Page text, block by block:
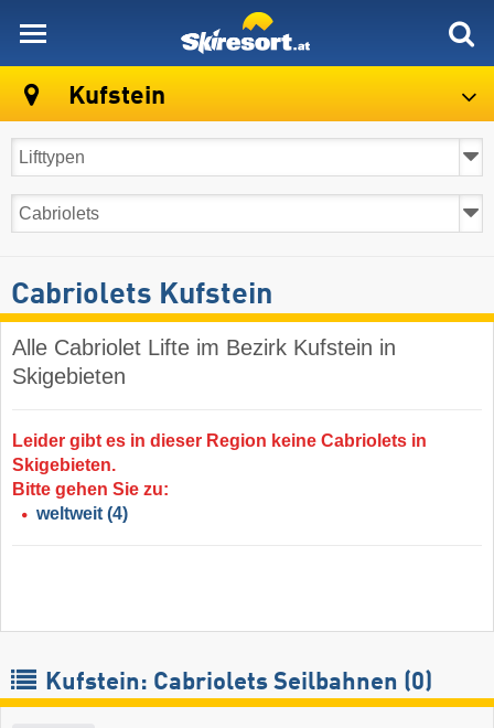
Kufstein
Cabriolets Kufstein
Alle Cabriolet Lifte im Bezirk Kufstein in
Skigebieten
Leider gibt es in dieser Region keine Cabriolets in
Skigebieten.
Bitte gehen Sie zu:
weltweit (4)
Kufstein: Cabriolets Seilbahnen (0)